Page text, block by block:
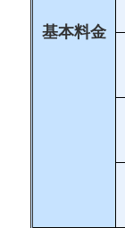
基本料金